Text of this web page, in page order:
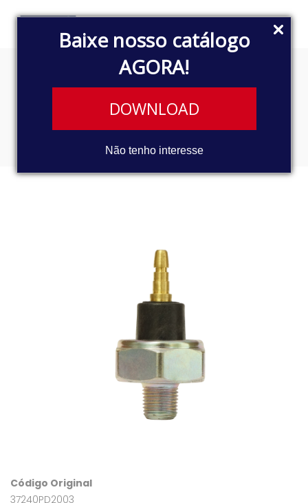
Baixe nosso catálogo
AGORA!
DOWNLOAD
Não tenho interesse
INTERRUPTOR DE PRESSÃO
DE ÓLEO
Código Original
37240PD2003